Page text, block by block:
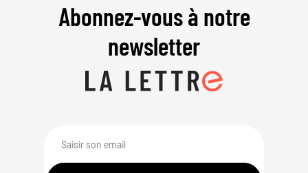
Abonnez-vous à notre
newsletter